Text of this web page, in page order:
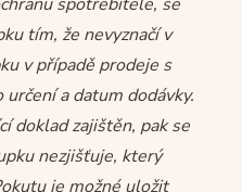
tím, že nevyznačí v
v případě prodeje s
a datum dodávky.
doklad zajištěn, pak se
nezjišťuje, který
je možné uložit